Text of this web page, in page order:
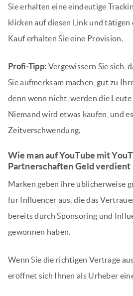
Sie erhalten eine eindeutige
klicken auf diesen Link und tätigen
Kauf erhalten Sie eine Provision.
Profi-Tipp: Vergewissern Sie sich,
Sie aufmerksam machen, gut zu
denn wenn nicht, werden die
Niemand wird etwas kaufen, und
Zeitverschwendung.
Wie man auf YouTube mit
Partnerschaften Geld verdient
Marken geben ihre üblicherweise
für Influencer aus, die das
bereits durch Sponsoring und
gewonnen haben.
Wenn Sie die richtigen Verträge
eröffnet sich Ihnen als Urheber